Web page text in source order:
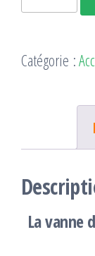
de
25
Catégorie :
La vanne